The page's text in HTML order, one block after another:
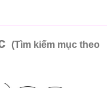
(Tìm kiếm mục theo